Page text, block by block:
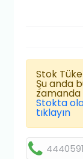
Stok
Şu anda
Stokta
tıklayın
4440591